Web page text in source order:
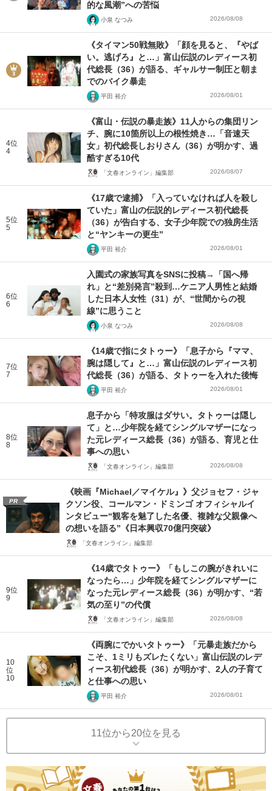
的な風潮”への苦悩
小泉 なつみ 2026/08/08
《タイマン50戦無敗》「顔を見ると、『やば
い。逃げろ』と…」富山伝説のレディース初
代総長（36）が語る、ギャルサー制圧と朝ま
でのバイク暴走
平田 裕介 2026/08/01
4位
4
《富山・伝説の暴走族》11人からの集団リン
チ、腕に10箇所以上の根性焼き…「音速天
女」初代総長しおりさん（36）が明かす、過
酷すぎる10代
「文春オンライン」編集部 2026/08/07
5位
5
《17歳で逮捕》「入っていなければ人を殺し
ていた」富山の伝説的レディース初代総長
（36）が告白する、女子少年院での独房生活
と“ヤンキーの更生”
平田 裕介 2026/08/01
6位
6
入園式の家族写真をSNSに投稿→「国へ帰
れ」と“差別発言”殺到…ケニア人男性と結婚
した日本人女性（31）が、“世間からの視
線”に思うこと
小泉 なつみ 2026/08/08
7位
7
《14歳で指にタトゥー》「息子から『ママ、
腕は隠して』と…」富山伝説のレディース初
代総長（36）が語る、タトゥーを入れた後悔
平田 裕介 2026/08/01
8位
8
息子から「特攻服はダサい。タトゥーは隠し
て」と…少年院を経てシングルマザーになっ
た元レディース総長（36）が語る、育児と仕
事への思い
「文春オンライン」編集部 2026/08/08
PR
《映画『Michael／マイケル』》父ジョセフ・ジャ
クソン役、コールマン・ドミンゴ オフィシャルイ
ンタビュー“観客を魅了した名優、複雑な父親像へ
の想いを語る”《日本興収70億円突破》
「文春オンライン」編集部
9位
9
《14歳でタトゥー》「もしこの腕がきれいに
なったら…」少年院を経てシングルマザーに
なった元レディース総長（36）が明かす、“若
気の至り”の代償
「文春オンライン」編集部 2026/08/08
10
位
10
《両腕にでかいタトゥー》「元暴走族だから
こそ、1ミリもズレたくない」富山伝説のレデ
ィース初代総長（36）が明かす、2人の子育て
と仕事への思い
平田 裕介 2026/08/01
11位から20位を見る